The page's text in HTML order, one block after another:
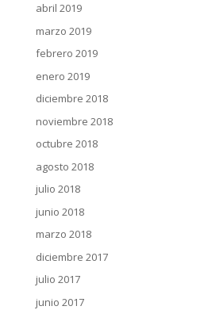
abril 2019
marzo 2019
febrero 2019
enero 2019
diciembre 2018
noviembre 2018
octubre 2018
agosto 2018
julio 2018
junio 2018
marzo 2018
diciembre 2017
julio 2017
junio 2017